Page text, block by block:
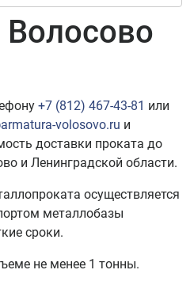
+7 (812) 467-43-81 или
volosovo.ru и
доставки проката до
и Ленинградской области.
осуществляется
металлобазы
сроки.
не менее 1 тонны.